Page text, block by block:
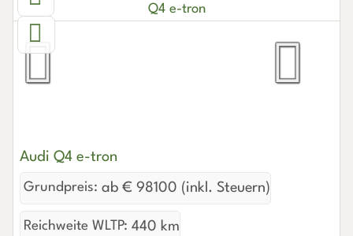
Audi Q4 e-tron
Grundpreis: ab € 98100 (inkl. Steuern)
Reichweite WLTP: 440 km